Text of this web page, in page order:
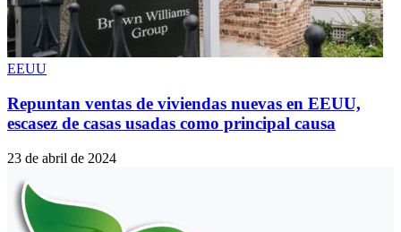
EEUU
Repuntan ventas de viviendas nuevas en EEUU,
escasez de casas usadas como principal causa
23 de abril de 2024